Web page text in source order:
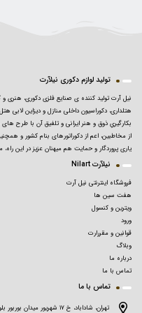
تولید لوازم دکوری نیلآرت
نیل آرت تولید کننده ی صنایع فلزی دکوری، هنری و
هتلداری، دکوراسیون داخلی منازل و دیزاین
بکارگیریِ ذوق و هنر ایرانی و تلفیق آن با طرح های
از مخاطبین، اعم از دکوراتورهای بنام کشور و
فروشگاه اینترنتی نیل آرت
هفت سین ها
ورود
قوانین و مقررارت
وبلاگ
درباره ما
تماس با ما